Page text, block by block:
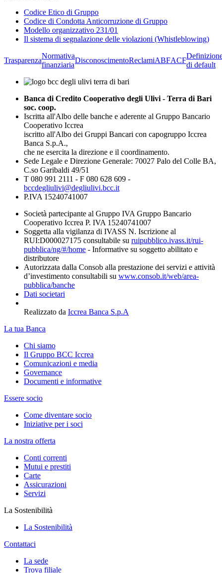
Codice Etico di Gruppo
Codice di Condotta Anticorruzione di Gruppo
Modello organizzativo 231/01
Il sistema di segnalazione delle violazioni (Whistleblowing)
Trasparenza
Normativa
finanziaria
DisconoscimentoReclamiABFACF
di default
Banca di Credito Cooperativo degli Ulivi - Terra di Bari
soc. coop.
Iscritta all'Albo delle banche e aderente al Gruppo Bancario
Cooperativo Iccrea
iscritto all'Albo dei Gruppi Bancari con capogruppo Iccrea
Banca S.p.A.,
che ne esercita la direzione e il coordinamento.
Sede Legale e Direzione Generale: 70027 Palo del Colle BA,
C.so Garibaldi 49/51
T 080 991 2111 - F 080 628 609 -
bccdegliulivi@degliulivi.bcc.it
P.IVA 15240741007
Società partecipante al Gruppo IVA Gruppo Bancario
Cooperativo Iccrea P. IVA 15240741007
Soggetta alla vigilanza di IVASS N. Iscrizione al
RUI:D000027175 consultabile su ruipubblico.ivass.it/rui-
pubblica/ng/#/home - Informative su soggetto abilitato e
distributore
Autorizzata dalla Consob alla prestazione dei servizi e attività
d’investimento consultabili su www.consob.it/web/area-
pubblica/banche
Dati societari
Realizzato da Iccrea Banca S.p.A
La tua Banca
Chi siamo
Il Gruppo BCC Iccrea
Comunicazioni e media
Governance
Documenti e informative
Essere socio
Come diventare socio
Iniziative per i soci
La nostra offerta
Conti correnti
Mutui e prestiti
Carte
Assicurazioni
Servizi
La Sostenibilità
La Sostenibilità
Contattaci
La sede
Trova filiale